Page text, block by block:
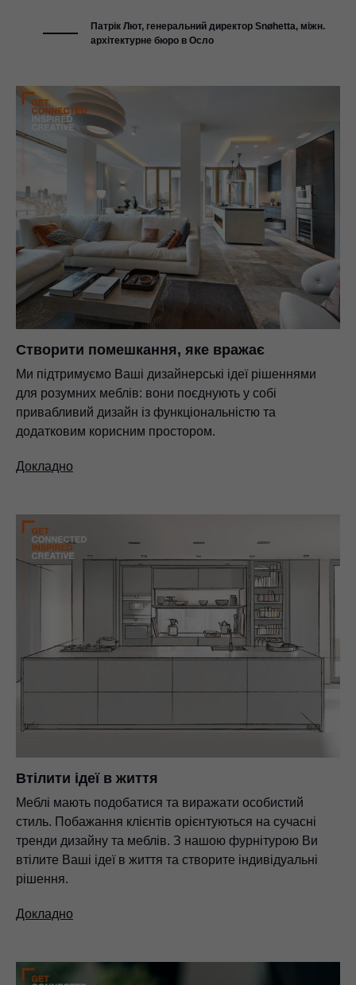
Патрік Лют, генеральний директор Snøhetta, міжн.
архітектурне бюро в Осло
Створити помешкання, яке вражає
Ми підтримуємо Ваші дизайнерські ідеї рішеннями
для розумних меблів: вони поєднують у собі
привабливий дизайн із функціональністю та
додатковим корисним простором.
Докладно
Втілити ідеї в життя
Меблі мають подобатися та виражати особистий
стиль. Побажання клієнтів орієнтуються на сучасні
тренди дизайну та меблів. З нашою фурнітурою Ви
втілите Ваші ідеї в життя та створите індивідуальні
рішення.
Докладно